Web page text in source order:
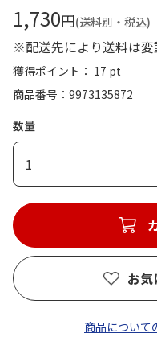
1,730円(送料別・税込)
※配送先により送料は変
獲得ポイント： 17 pt
商品番号
9973135872
数量
1
お気
商品について